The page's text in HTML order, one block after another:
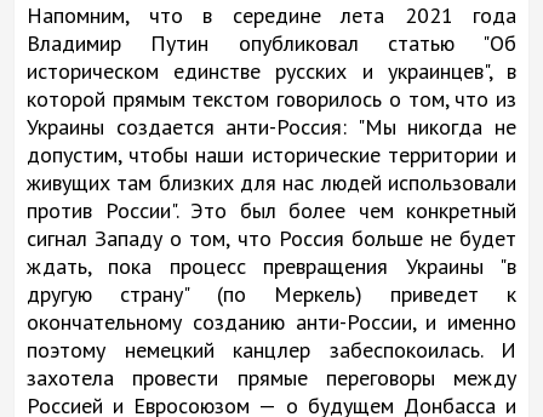
Напомним, что в середине лета 2021 года
Владимир Путин опубликовал статью "Об
историческом единстве русских и украинцев", в
которой прямым текстом говорилось о том, что из
Украины создается анти-Россия: "Мы никогда не
допустим, чтобы наши исторические территории и
живущих там близких для нас людей использовали
против России". Это был более чем конкретный
сигнал Западу о том, что Россия больше не будет
ждать, пока процесс превращения Украины "в
другую страну" (по Меркель) приведет к
окончательному созданию анти-России, и именно
поэтому немецкий канцлер забеспокоилась. И
захотела провести прямые переговоры между
Россией и Евросоюзом — о будущем Донбасса и